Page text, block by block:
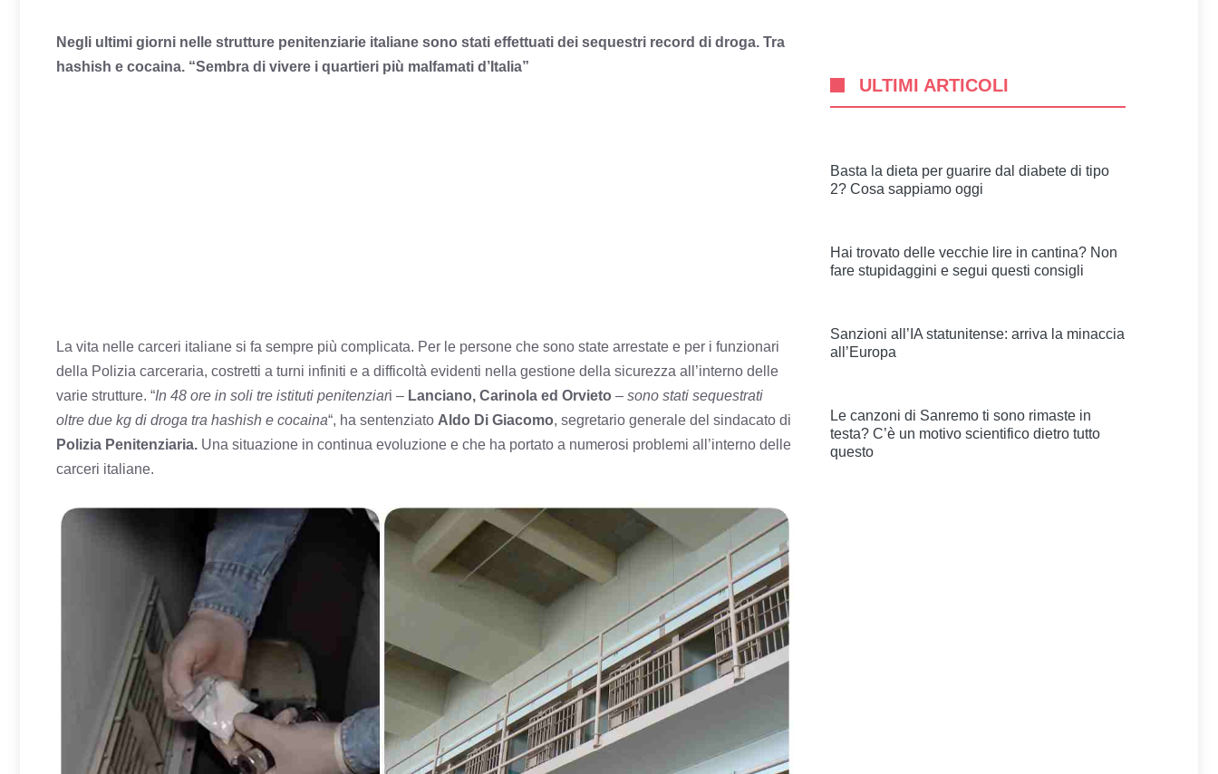
Negli ultimi giorni nelle strutture penitenziarie italiane sono stati effettuati dei sequestri record di droga. Tra
hashish e cocaina. “Sembra di vivere i quartieri più malfamati d’Italia”
La vita nelle carceri italiane si fa sempre più complicata. Per le persone che sono state arrestate e per i funzionari
della Polizia carceraria, costretti a turni infiniti e a difficoltà evidenti nella gestione della sicurezza all’interno delle
varie strutture. “In 48 ore in soli tre istituti penitenziari – Lanciano, Carinola ed Orvieto – sono stati sequestrati
oltre due kg di droga tra hashish e cocaina“, ha sentenziato Aldo Di Giacomo, segretario generale del sindacato di
Polizia Penitenziaria. Una situazione in continua evoluzione e che ha portato a numerosi problemi all’interno delle
carceri italiane.
ULTIMI ARTICOLI
Basta la dieta per guarire dal diabete di tipo
2? Cosa sappiamo oggi
Hai trovato delle vecchie lire in cantina? Non
fare stupidaggini e segui questi consigli
Sanzioni all’IA statunitense: arriva la minaccia
all’Europa
Le canzoni di Sanremo ti sono rimaste in
testa? C’è un motivo scientifico dietro tutto
questo